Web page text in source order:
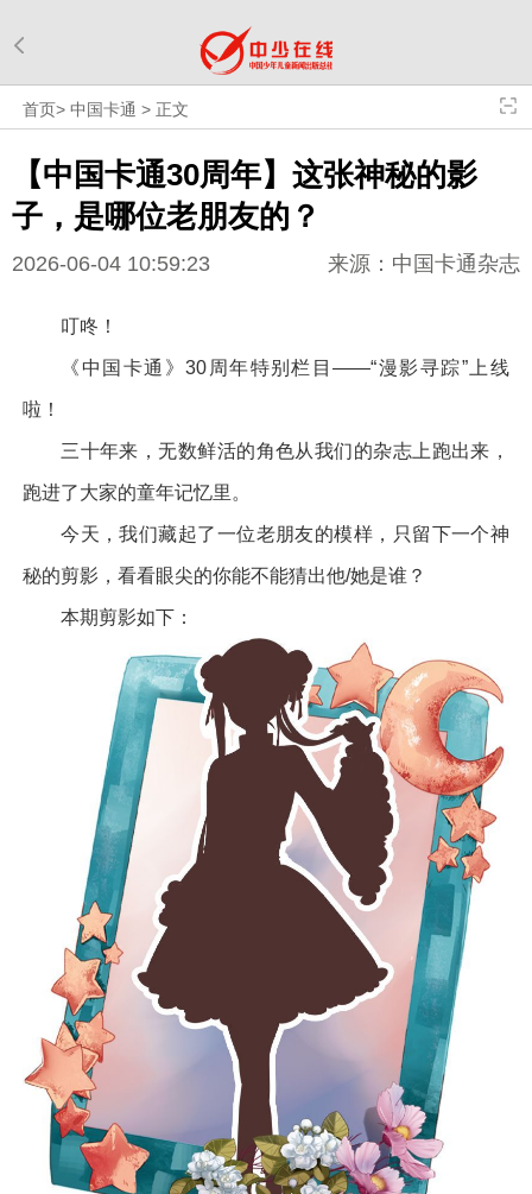
首页>中国卡通 > 正文
【中国卡通30周年】这张神秘的影
子，是哪位老朋友的？
2026-06-04 10:59:23 来源：中国卡通杂志
叮咚！
《中国卡通》30周年特别栏目——“漫影寻踪”上线
啦！
三十年来，无数鲜活的角色从我们的杂志上跑出来，
跑进了大家的童年记忆里。
今天，我们藏起了一位老朋友的模样，只留下一个神
秘的剪影，看看眼尖的你能不能猜出他/她是谁？
本期剪影如下：